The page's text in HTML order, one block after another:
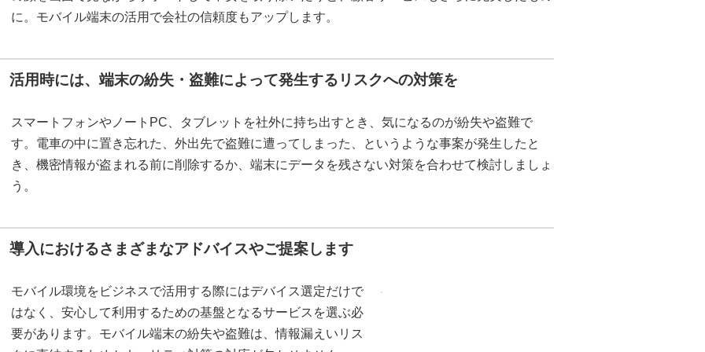
に。モバイル端末の活用で会社の信頼度もアップします。
活用時には、端末の紛失・盗難によって発生するリスクへの対策を
スマートフォンやノートPC、タブレットを社外に持ち出すとき、気になるのが紛失や盗難で
す。電車の中に置き忘れた、外出先で盗難に遭ってしまった、というような事案が発生したと
き、機密情報が盗まれる前に削除するか、端末にデータを残さない対策を合わせて検討しましょ
う。
導入におけるさまざまなアドバイスやご提案します
モバイル環境をビジネスで活用する際にはデバイス選定だけで
はなく、安心して利用するための基盤となるサービスを選ぶ必
要があります。モバイル端末の紛失や盗難は、情報漏えいリス